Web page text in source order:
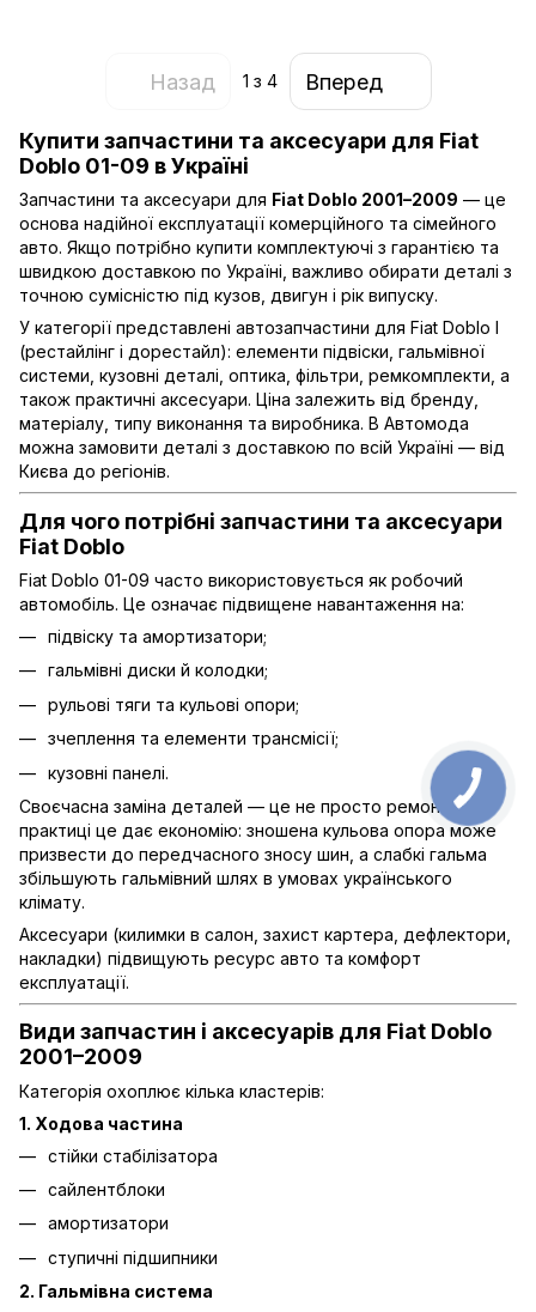
Назад 1 з 4 Вперед
Купити запчастини та аксесуари для Fiat
Doblo 01-09 в Україні
Запчастини та аксесуари для Fiat Doblo 2001–2009 — це
основа надійної експлуатації комерційного та сімейного
авто. Якщо потрібно купити комплектуючі з гарантією та
швидкою доставкою по Україні, важливо обирати деталі з
точною сумісністю під кузов, двигун і рік випуску.
У категорії представлені автозапчастини для Fiat Doblo I
(рестайлінг і дорестайл): елементи підвіски, гальмівної
системи, кузовні деталі, оптика, фільтри, ремкомплекти, а
також практичні аксесуари. Ціна залежить від бренду,
матеріалу, типу виконання та виробника. В Автомода
можна замовити деталі з доставкою по всій Україні — від
Києва до регіонів.
Для чого потрібні запчастини та аксесуари
Fiat Doblo
Fiat Doblo 01-09 часто використовується як робочий
автомобіль. Це означає підвищене навантаження на:
підвіску та амортизатори;
гальмівні диски й колодки;
рульові тяги та кульові опори;
зчеплення та елементи трансмісії;
кузовні панелі.
Своєчасна заміна деталей — це не просто ремонт. На
практиці це дає економію: зношена кульова опора може
призвести до передчасного зносу шин, а слабкі гальма
збільшують гальмівний шлях в умовах українського
клімату.
Аксесуари (килимки в салон, захист картера, дефлектори,
накладки) підвищують ресурс авто та комфорт
експлуатації.
Види запчастин і аксесуарів для Fiat Doblo
2001–2009
Категорія охоплює кілька кластерів:
1. Ходова частина
стійки стабілізатора
сайлентблоки
амортизатори
ступичні підшипники
2. Гальмівна система